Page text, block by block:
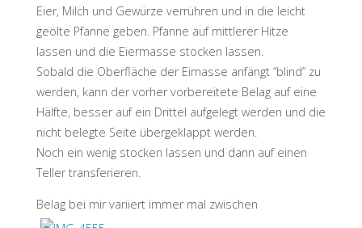
Eier, Milch und Gewürze verrühren und in die leicht
geölte Pfanne geben. Pfanne auf mittlerer Hitze
lassen und die Eiermasse stocken lassen.
Sobald die Oberfläche der Eimasse anfängt “blind” zu
werden, kann der vorher vorbereitete Belag auf eine
Hälfte, besser auf ein Drittel aufgelegt werden und die
nicht belegte Seite übergeklappt werden.
Noch ein wenig stocken lassen und dann auf einen
Teller transferieren.
Belag bei mir variiert immer mal zwischen